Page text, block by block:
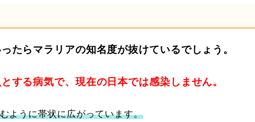
たらマラリアの知名度が抜けているでしょう。
する病気で、現在の日本では感染しません。
ように帯状に広がっています。